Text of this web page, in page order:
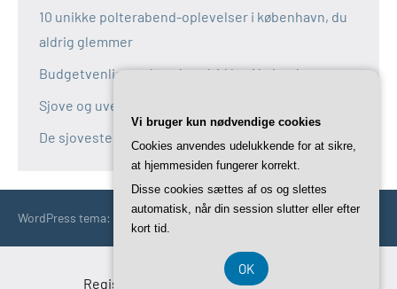
10 unikke polterabend-oplevelser i københavn, du
aldrig glemmer
Budgetvenlige polterabend-idéer i københavn
Sjove og uventede polterabend-idéer i københavn
De sjoveste aktiviteter til polterabend i københavn
WordPress tema: Occasio by ThemeZee.
Registreringsnummer DK-37 40 77 39
Vi bruger kun nødvendige cookies
Cookies anvendes udelukkende for at sikre,
at hjemmesiden fungerer korrekt.
Disse cookies sættes af os og slettes
automatisk, når din session slutter eller efter
kort tid.
OK